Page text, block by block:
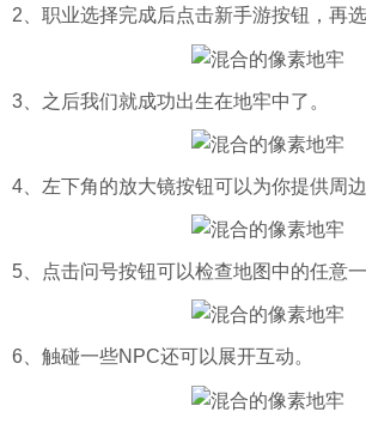
2、职业选择完成后点击新手游按钮，再
3、之后我们就成功出生在地牢中了。
4、左下角的放大镜按钮可以为你提供周边
5、点击问号按钮可以检查地图中的任意一
6、触碰一些NPC还可以展开互动。